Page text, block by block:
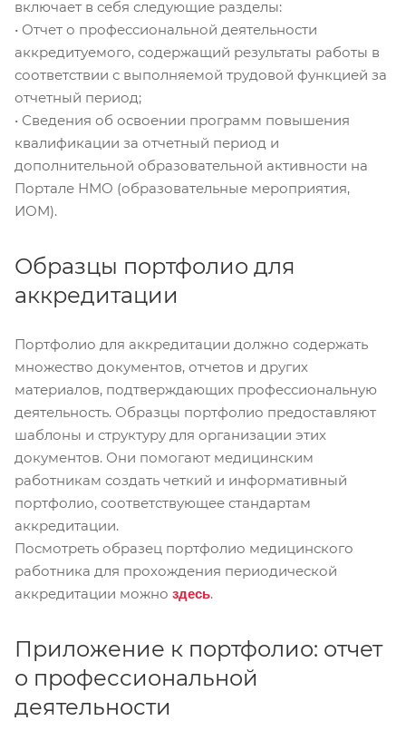
включает в себя следующие разделы:
• Отчет о профессиональной деятельности
аккредитуемого, содержащий результаты работы в
соответствии с выполняемой трудовой функцией за
отчетный период;
• Сведения об освоении программ повышения
квалификации за отчетный период и
дополнительной образовательной активности на
Портале НМО (образовательные мероприятия,
ИОМ).
Образцы портфолио для
аккредитации
Портфолио для аккредитации должно содержать
множество документов, отчетов и других
материалов, подтверждающих профессиональную
деятельность. Образцы портфолио предоставляют
шаблоны и структуру для организации этих
документов. Они помогают медицинским
работникам создать четкий и информативный
портфолио, соответствующее стандартам
аккредитации.
Посмотреть образец портфолио медицинского
работника для прохождения периодической
аккредитации можно здесь.
Приложение к портфолио: отчет
о профессиональной
деятельности